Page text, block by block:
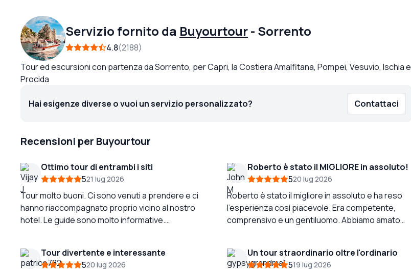
Servizio fornito da Buyourtour- Sorrento
4.8 2188
Tour ed escursioni con partenza da Sorrento, per Capri, la Costiera Amalfitana, Pompei, Vesuvio, Ischia e
Procida
Hai esigenze diverse o vuoi un servizio personalizzato? Contattaci
Recensioni per Buyourtour
Ottimo tour di entrambi i siti
521 lug 2026
Tour molto buoni. Ci sono venuti a prendere e ci
hanno riaccompagnato proprio vicino al nostro
hotel. Le guide sono molto informative.
molto caldo! È una giornata intera se si visitano
entrambi i siti in una volta sola, ma è comunque
Roberto è stato il MIGLIORE in assoluto!
520 lug 2026
Roberto è stato il migliore in assoluto e ha reso
l'esperienza così piacevole. Era competente,
comprensivo e un gentiluomo. Abbiamo amato
volta, il motivo del successo del nostro tour è
stato dovuto alla professionalità di Roberto. È
Tour divertente e interessante
520 lug 2026
Un tour straordinario oltre l'ordinario
519 lug 2026